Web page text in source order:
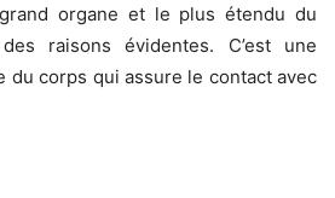
organe et le plus étendu du
raisons évidentes. C’est une
du corps qui assure le contact avec